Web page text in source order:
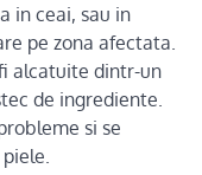
in ceai, sau in
pe zona afectata.
alcatuite dintr-un
de ingrediente.
si se